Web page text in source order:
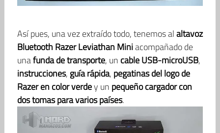
Así pues, una vez extraído todo, tenemos alaltavoz
Bluetooth Razer Leviathan Miniacompañado de
unafunda de transporte, un cable USB-microUSB,
instrucciones, guía rápida, pegatinas del logo de
Razer en color verdey un pequeño cargador con
dos tomas para varios países.